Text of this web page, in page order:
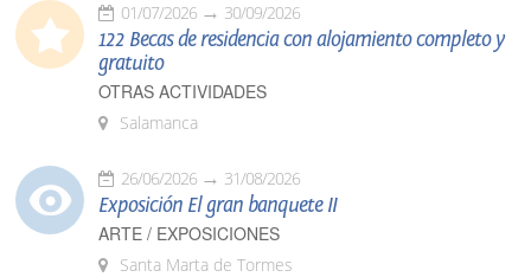
01/07/2026 30/09/2026
122 Becas de residencia con alojamiento completo y
gratuito
OTRAS ACTIVIDADES
Salamanca
26/06/2026 31/08/2026
Exposición El gran banquete II
ARTE / EXPOSICIONES
Santa Marta de Tormes